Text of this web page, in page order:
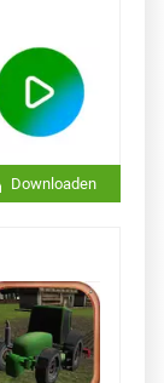
Downloaden